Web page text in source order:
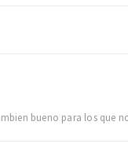
bueno para los que